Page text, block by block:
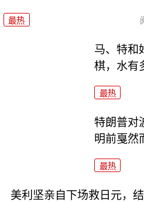
最热
马、特和
棋，水有
最热
特朗普对
明前戛然
最热
美利坚亲自下场救日元，